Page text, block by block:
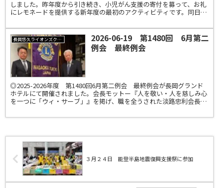
しました。昨年度から引き続き、小児がん支援の寄付を募って、お礼
にレモネードを提供する新年度の最初のアクティビティです。同日
長岡悠久ライオンズクラブ
2026-06-19 第1480回 6月第二
例会 最終例会
◎2025-2026年度 第1480回6月第二例会 最終例会が長岡グランド
ホテルにて開催されました。会長モットー『人を敬い・人を慈しみ心
を一つに「ウィ・サーブ」』を掲げ、職を全うされた淡路忠利会長と
３月２４日 能登半島地震復興支援祭に参加